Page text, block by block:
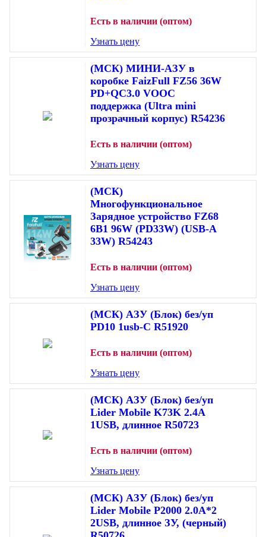
Есть в наличии (оптом)
Узнать цену
(МСК) МИНИ-АЗУ в
коробке FaizFull FZ56 36W
PD+QC3.0 VOOC
поддержка (Ultra mini
прозрачный корпус) R54236
Есть в наличии (оптом)
Узнать цену
(МСК)
Многофункциональное
Зарядное устройство FZ68
6В1 96W (PD33W) (USB-A
33W) R54243
Есть в наличии (оптом)
Узнать цену
(МСК) АЗУ (Блок) без/уп
PD10 1usb-C R51920
Есть в наличии (оптом)
Узнать цену
(МСК) АЗУ (Блок) без/уп
Lider Mobile K73K 2.4A
1USB, длинное R50723
Есть в наличии (оптом)
Узнать цену
(МСК) АЗУ (Блок) без/уп
Lider Mobile P2000 2.0A*2
2USB, длинное ЗУ, (черный)